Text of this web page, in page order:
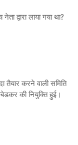
द्वारा लाया गया था?
करने वाली समिति
की नियुक्ति हुई।